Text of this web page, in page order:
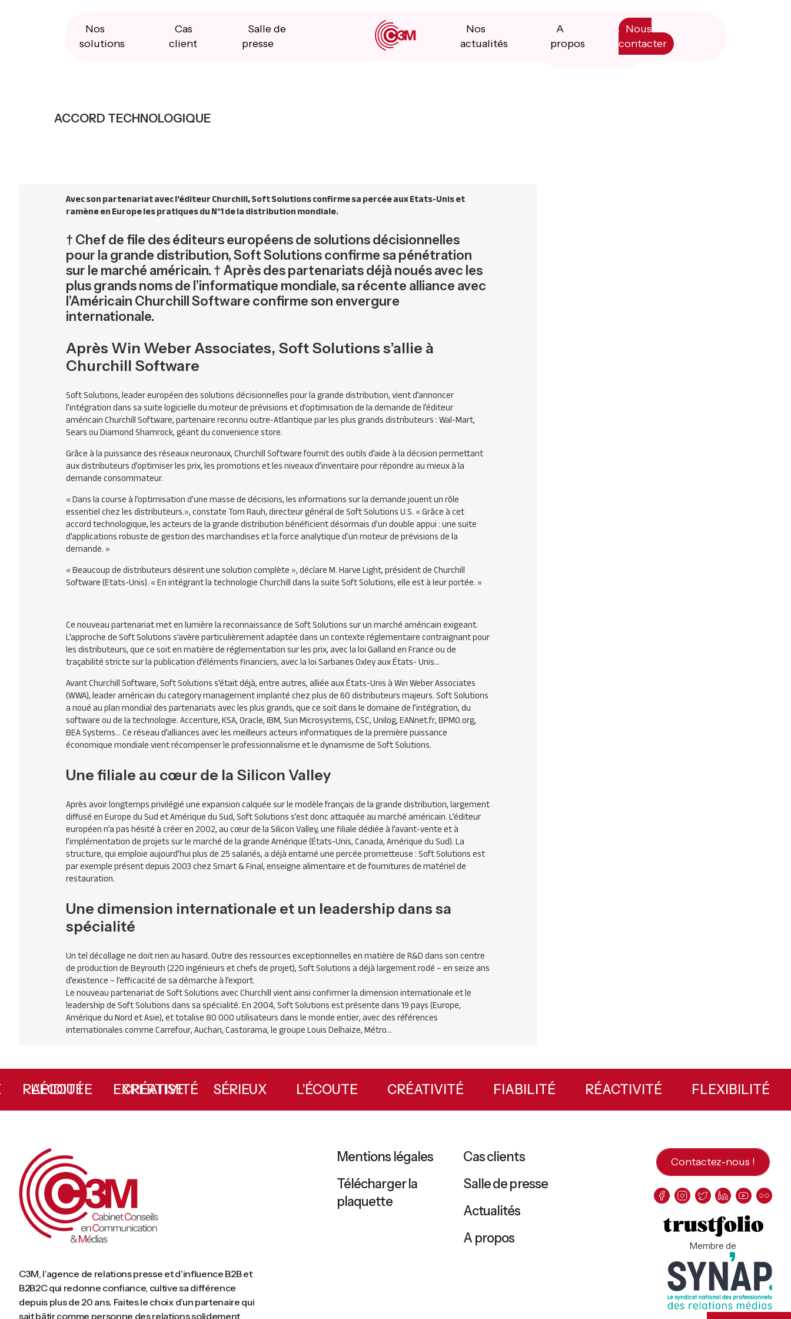
Nos
solutions
Cas
client
Salle de
presse
Nos
actualités
A
propos
Nous
contacter
ACCORD TECHNOLOGIQUE
Avec son partenariat avec l’éditeur Churchill, Soft Solutions confirme sa percée aux Etats-Unis et
ramène en Europe les pratiques du N°1 de la distribution mondiale.
† Chef de file des éditeurs européens de solutions décisionnelles
pour la grande distribution, Soft Solutions confirme sa pénétration
sur le marché américain. † Après des partenariats déjà noués avec les
plus grands noms de l’informatique mondiale, sa récente alliance avec
l’Américain Churchill Software confirme son envergure
internationale.
Après Win Weber Associates, Soft Solutions s’allie à
Churchill Software
Soft Solutions, leader européen des solutions décisionnelles pour la grande distribution, vient d’annoncer
l’intégration dans sa suite logicielle du moteur de prévisions et d’optimisation de la demande de l’éditeur
américain Churchill Software, partenaire reconnu outre-Atlantique par les plus grands distributeurs : Wal-Mart,
Sears ou Diamond Shamrock, géant du convenience store.
Grâce à la puissance des réseaux neuronaux, Churchill Software fournit des outils d’aide à la décision permettant
aux distributeurs d’optimiser les prix, les promotions et les niveaux d’inventaire pour répondre au mieux à la
demande consommateur.
« Dans la course à l’optimisation d’une masse de décisions, les informations sur la demande jouent un rôle
essentiel chez les distributeurs.», constate Tom Rauh, directeur général de Soft Solutions U.S. « Grâce à cet
accord technologique, les acteurs de la grande distribution bénéficient désormais d’un double appui : une suite
d’applications robuste de gestion des marchandises et la force analytique d’un moteur de prévisions de la
demande. »
« Beaucoup de distributeurs désirent une solution complète », déclare M. Harve Light, président de Churchill
Software (Etats-Unis). « En intégrant la technologie Churchill dans la suite Soft Solutions, elle est à leur portée. »
Ce nouveau partenariat met en lumière la reconnaissance de Soft Solutions sur un marché américain exigeant.
L’approche de Soft Solutions s’avère particulièrement adaptée dans un contexte réglementaire contraignant pour
les distributeurs, que ce soit en matière de réglementation sur les prix, avec la loi Galland en France ou de
traçabilité stricte sur la publication d’éléments financiers, avec la loi Sarbanes Oxley aux États- Unis…
Avant Churchill Software, Soft Solutions s’était déjà, entre autres, alliée aux États-Unis à Win Weber Associates
(WWA), leader américain du category management implanté chez plus de 60 distributeurs majeurs. Soft Solutions
a noué au plan mondial des partenariats avec les plus grands, que ce soit dans le domaine de l’intégration, du
software ou de la technologie. Accenture, KSA, Oracle, IBM, Sun Microsystems, CSC, Unilog, EANnet.fr, BPMO.org,
BEA Systems… Ce réseau d’alliances avec les meilleurs acteurs informatiques de la première puissance
économique mondiale vient récompenser le professionnalisme et le dynamisme de Soft Solutions.
Une filiale au cœur de la Silicon Valley
Après avoir longtemps privilégié une expansion calquée sur le modèle français de la grande distribution, largement
diffusé en Europe du Sud et Amérique du Sud, Soft Solutions s’est donc attaquée au marché américain. L’éditeur
européen n’a pas hésité à créer en 2002, au cœur de la Silicon Valley, une filiale dédiée à l’avant-vente et à
l’implémentation de projets sur le marché de la grande Amérique (États-Unis, Canada, Amérique du Sud). La
structure, qui emploie aujourd’hui plus de 25 salariés, a déjà entamé une percée prometteuse : Soft Solutions est
par exemple présent depuis 2003 chez Smart & Final, enseigne alimentaire et de fournitures de matériel de
restauration.
Une dimension internationale et un leadership dans sa
spécialité
Un tel décollage ne doit rien au hasard. Outre des ressources exceptionnelles en matière de R&D dans son centre
de production de Beyrouth (220 ingénieurs et chefs de projet), Soft Solutions a déjà largement rodé – en seize ans
d’existence – l’efficacité de sa démarche à l’export.
Le nouveau partenariat de Soft Solutions avec Churchill vient ainsi confirmer la dimension internationale et le
leadership de Soft Solutions dans sa spécialité. En 2004, Soft Solutions est présente dans 19 pays (Europe,
Amérique du Nord et Asie), et totalise 80 000 utilisateurs dans le monde entier, avec des références
internationales comme Carrefour, Auchan, Castorama, le groupe Louis Delhaize, Métro…
L’ÉCOUTE CRÉATIVITÉ
RAPIDITÉ EXPERTISE SÉRIEUX L’ÉCOUTE CRÉATIVITÉ FIABILITÉ RÉACTIVITÉ FLEXIBILITÉ
C3M, l’agence de relations presse et d’influence B2B et
B2B2C qui redonne confiance, cultive sa différence
depuis plus de 20 ans. Faites le choix d’un partenaire qui
sait bâtir comme personne des relations solidement
Mentions légales
Télécharger la
plaquette
Cas clients
Salle de presse
Actualités
A propos
Contactez-nous !
Membre de